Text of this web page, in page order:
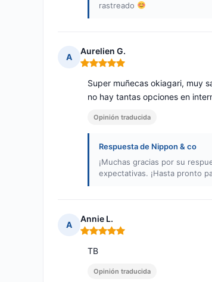
rastreado
A
Aurelien G.
Nota: 5 de 5
Super muñecas okiagari, muy
no hay tantas opciones en
Opinión traducida
Respuesta de Nippon & co
¡Muchas gracias por su
expectativas. ¡Hasta pronto
A
Annie L.
Nota: 5 de 5
TB
Opinión traducida